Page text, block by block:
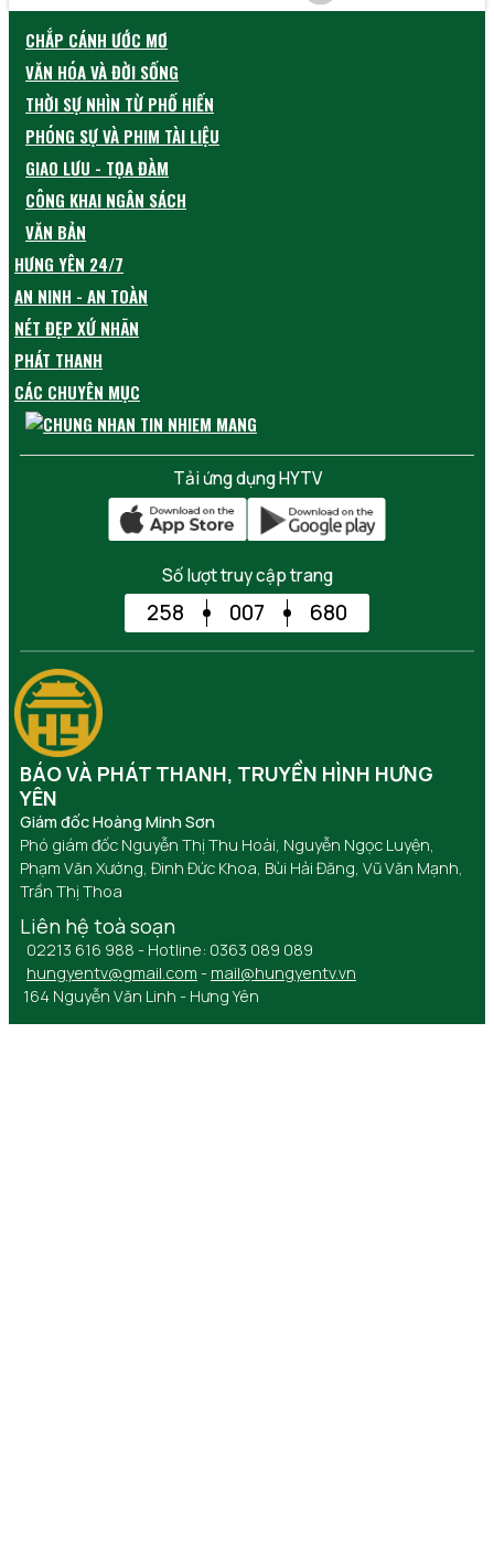
CHẮP CÁNH ƯỚC MƠ
VĂN HÓA VÀ ĐỜI SỐNG
THỜI SỰ NHÌN TỪ PHỐ HIẾN
PHÓNG SỰ VÀ PHIM TÀI LIỆU
GIAO LƯU - TỌA ĐÀM
CÔNG KHAI NGÂN SÁCH
VĂN BẢN
HƯNG YÊN 24/7
AN NINH - AN TOÀN
NÉT ĐẸP XỨ NHÃN
PHÁT THANH
CÁC CHUYÊN MỤC
Tải ứng dụng HYTV
Số lượt truy cập trang
258 007 680
BÁO VÀ PHÁT THANH, TRUYỀN HÌNH HƯNG
YÊN
Giám đốc Hoàng Minh Sơn
Phó giám đốc Nguyễn Thị Thu Hoài, Nguyễn Ngọc Luyện,
Phạm Văn Xướng, Đinh Đức Khoa, Bùi Hải Đăng, Vũ Văn Mạnh,
Trần Thị Thoa
Liên hệ toà soạn
02213 616 988 - Hotline: 0363 089 089
hungyentv@gmail.com - mail@hungyentv.vn
164 Nguyễn Văn Linh - Hưng Yên